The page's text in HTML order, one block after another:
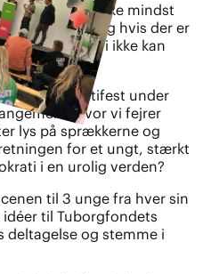
udfordret. Ikke mindst
tilstand, og hvis der er
er det, at vi ikke kan
til Demokratifest under
hvor vi fejrer
lys på sprækkerne og
for et ungt, stærkt
i en urolig verden?
til 3 unge fra hver sin
til Tuborgfondets
deltagelse og stemme i